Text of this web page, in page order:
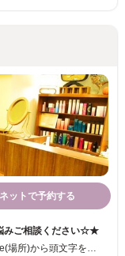
ネットで予約する
みご相談ください☆★
Melt(心安らぐ)・Origin(源)・Meet(出会う)・Place(場所)から頭文字をとり、「疲れた心が安らぐ源になりたい。人と人が出会う場所でありたい。」という思いから名付けられたサロン『momp』。店内のあちこちにあるアンティークアイテムがとても可愛らしく、和みます♪カット・パーマはもちろんヘッドスパや炭酸泉シャワーなどの「癒し」を提供致しております♪ 何度通っても楽しいサロンです！